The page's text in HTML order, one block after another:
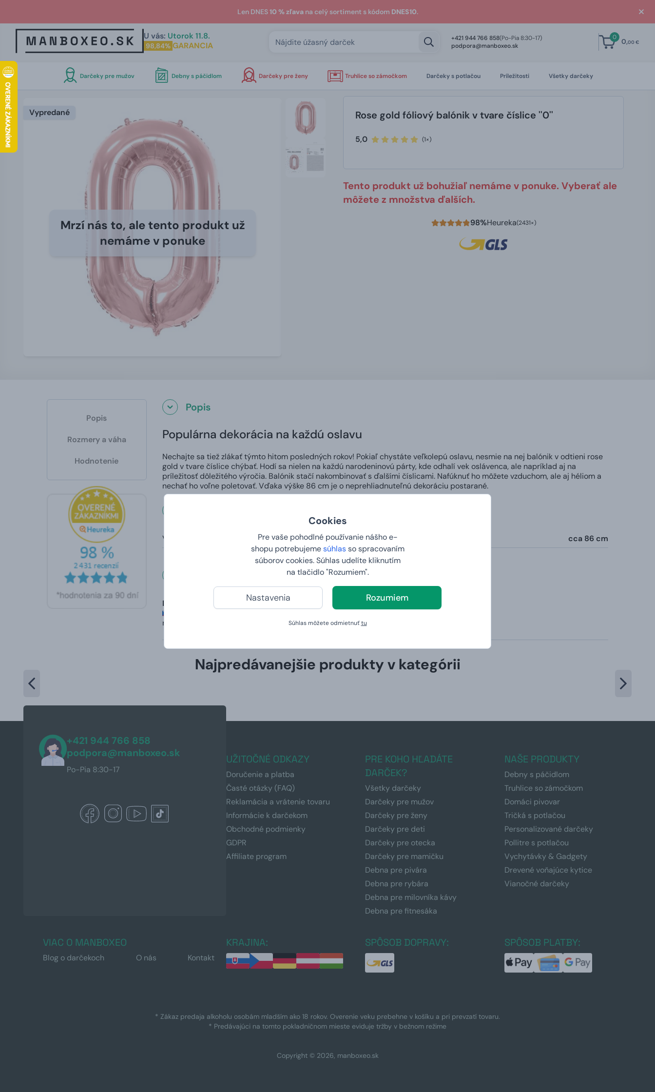
Cookies
Pre vaše pohodlné používanie nášho e-
shopu potrebujemesúhlasso spracovaním
súborov cookies. Súhlas udelíte kliknutím
na tlačidlo "Rozumiem".
Nastavenia Rozumiem
Súhlas môžete odmietnuťtu
Len DNES10 % zľavana celý sortiment s kódom DNES10.
U vás: Utorok 11.8.
98,84% GARANCIA
+421 944 766 858(Po-Pia 8:30-17)
podpora@manboxeo.sk
0 0,00 €
Darčeky pre mužov Debny s páčidlom Darčeky pre ženy Truhlice so zámočkom Darčeky s potlačou Príležitosti Všetky darčeky
Vypredané
Mrzí nás to, ale tento produkt už
nemáme v ponuke
Rose gold fóliový balónik v tvare číslice ''0''
5,0 (1×)
Tento produkt už bohužiaľ nemáme v ponuke. Vyberať ale
môžete z množstva ďalších.
98%Heureka(2431×)
Popis
Rozmery a váha
Hodnotenie
Popis
Populárna dekorácia na každú oslavu
Nechajte sa tiež zlákať týmto hitom posledných rokov! Pokiaľ chystáte veľkolepú oslavu, nesmie na nej balónik v odtieni rose
gold v tvare číslice chýbať. Hodí sa nielen na každú narodeninovú párty, kde odhalí vek oslávenca, ale napríklad aj na
príležitosť dôležitého výročia. Balónik stačí nakombinovať s ďalšími číslicami. Nafúknuť ho môžete vzduchom, ale aj héliom a
nechať ho voľne poletovať. Vďaka výške 86 cm je o neprehliadnuteľnú dekoráciu postarané.
Výška pred nafúknutím: cca 100 cm cca 86 cm
Čo hovoria naši zákazníci?
Lukáš
rychlost vyřízení objednávky
Najpredávanejšie produkty v kategórii
+421 944 766 858
podpora@manboxeo.sk
Po-Pia 8:30-17
UŽITOČNÉ ODKAZY
Doručenie a platba
Časté otázky (FAQ)
Reklamácia a vrátenie tovaru
Informácie k darčekom
Obchodné podmienky
GDPR
Affiliate program
PRE KOHO HĽADÁTE
DARČEK?
Všetky darčeky
Darčeky pre mužov
Darčeky pre ženy
Darčeky pre deti
Darčeky pre otecka
Darčeky pre mamičku
Debna pre pivára
Debna pre rybára
Debna pre milovníka kávy
Debna pre fitnesáka
NAŠE PRODUKTY
Debny s páčidlom
Truhlice so zámočkom
Domáci pivovar
Tričká s potlačou
Personalizované darčeky
Pollitre s potlačou
Vychytávky & Gadgety
Drevené voňajúce kytice
Vianočné darčeky
VIAC O MANBOXEO
Blog o darčekoch O nás Kontakt
KRAJINA: SPÔSOB DOPRAVY: SPÔSOB PLATBY:
* Zákaz predaja alkoholu osobám mladším ako 18 rokov. Overenie veku prebehne v košíku a pri prevzatí tovaru.
* Predávajúci na tomto pokladničnom mieste eviduje tržby v bežnom režime
Copyright © 2026, manboxeo.sk